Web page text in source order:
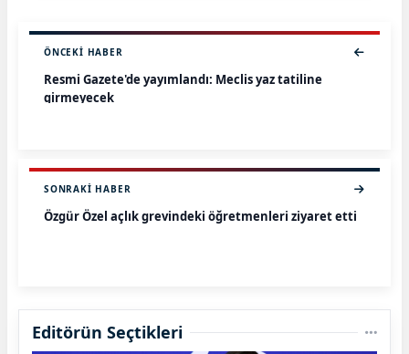
ÖNCEKI HABER
Resmi Gazete'de yayımlandı: Meclis yaz tatiline
girmeyecek
SONRAKI HABER
Özgür Özel açlık grevindeki öğretmenleri ziyaret etti
Editörün Seçtikleri